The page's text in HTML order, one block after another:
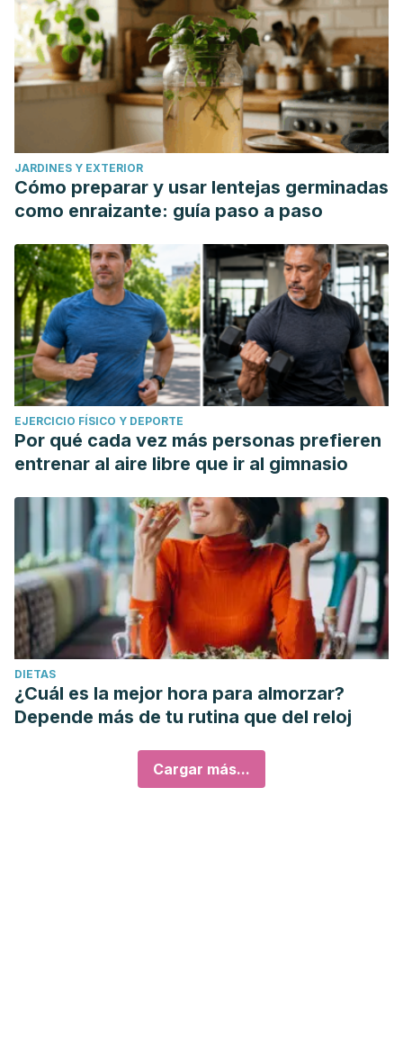
JARDINES Y EXTERIOR
Cómo preparar y usar lentejas germinadas
como enraizante: guía paso a paso
EJERCICIO FÍSICO Y DEPORTE
Por qué cada vez más personas prefieren
entrenar al aire libre que ir al gimnasio
DIETAS
¿Cuál es la mejor hora para almorzar?
Depende más de tu rutina que del reloj
Cargar más...